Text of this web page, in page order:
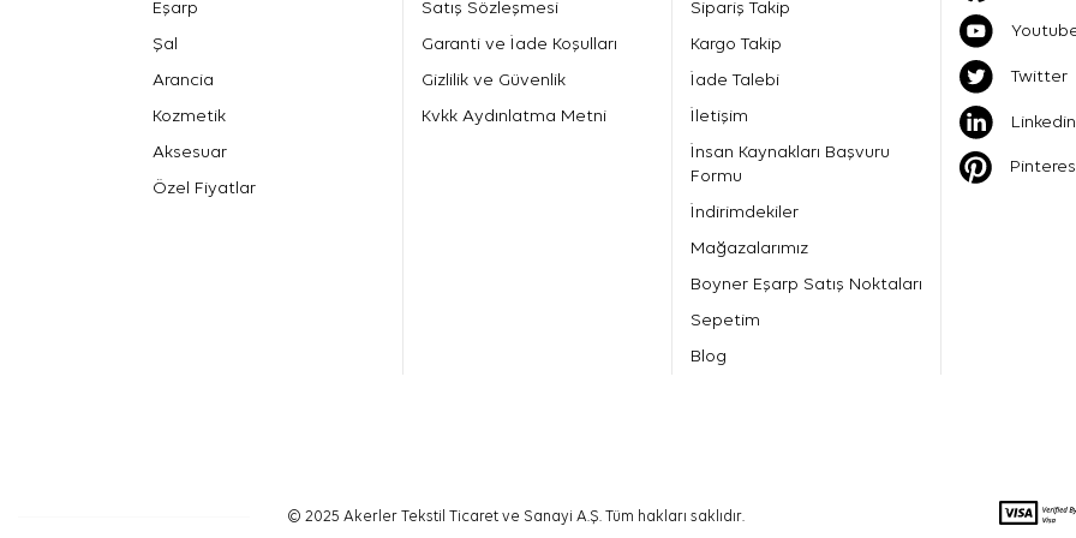
Eşarp
Şal
Arancia
Kozmetik
Aksesuar
Özel Fiyatlar
Satış Sözleşmesi
Garanti ve İade Koşulları
Gizlilik ve Güvenlik
Kvkk Aydınlatma Metni
Sipariş Takip
Kargo Takip
İade Talebi
İletişim
İnsan Kaynakları Başvuru
Formu
İndirimdekiler
Mağazalarımız
Boyner Eşarp Satış Noktaları
Sepetim
Blog
Twitter
Linkedin
© 2025 Akerler Tekstil Ticaret ve Sanayi A.Ş. Tüm hakları saklıdır.